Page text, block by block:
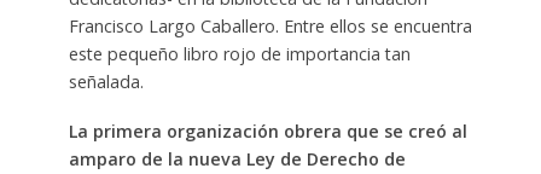
Francisco Largo Caballero. Entre ellos se encuentra
este pequeño libro rojo de importancia tan
señalada.
La primera organización obrera que se creó al
amparo de la nueva Ley de Derecho de